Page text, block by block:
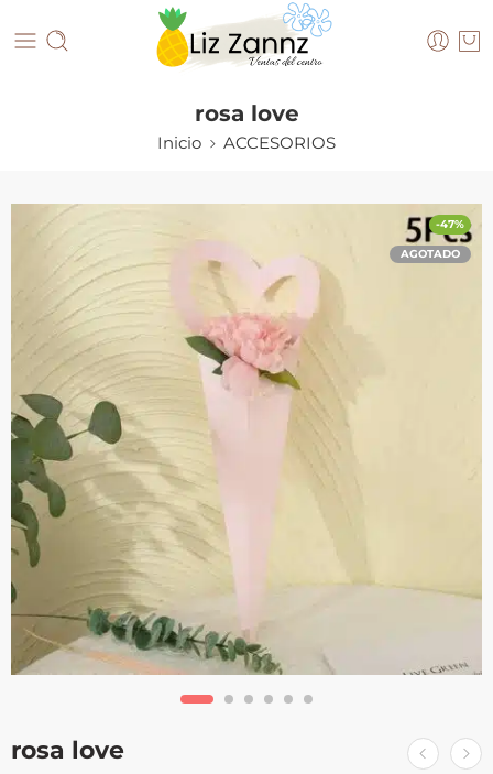
rosa love
Inicio ACCESORIOS
-47%
AGOTADO
rosa love